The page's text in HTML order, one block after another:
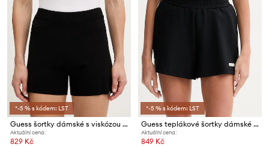
*-5 % s kódem: LST
Guess šortky dámské s viskózou TEA
Aktuální cena:
829 Kč
*-5 % s kódem: LST
Guess teplákové šortky dámské CLARA
Aktuální cena:
849 Kč